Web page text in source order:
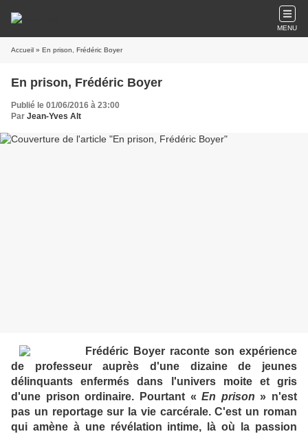
MENU
Accueil » En prison, Frédéric Boyer
En prison, Frédéric Boyer
Publié le 01/06/2016 à 23:00
Par Jean-Yves Alt
Frédéric Boyer raconte son expérience
de professeur auprès d'une dizaine de jeunes
délinquants enfermés dans l'univers moite et gris
d'une prison ordinaire. Pourtant «En prison » n'est
pas un reportage sur la vie carcérale. C'est un roman
qui amène à une révélation intime, là où la passion